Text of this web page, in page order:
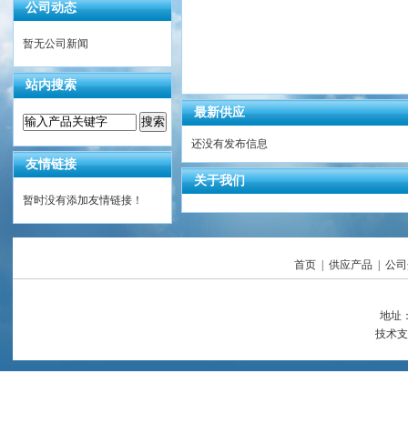
公司动态
暂无公司新闻
站内搜索
友情链接
暂时没有添加友情链接！
最新供应
还没有发布信息
关于我们
首页 供应产品 公
地址
技术